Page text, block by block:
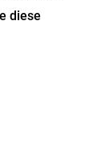
diese